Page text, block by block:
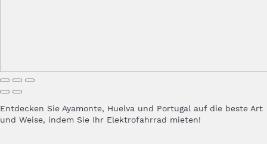
Entdecken Sie Ayamonte, Huelva und Portugal auf die beste Art
und Weise, indem Sie Ihr Elektrofahrrad mieten!